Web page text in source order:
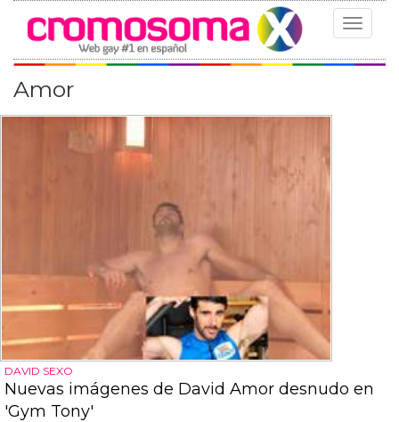
Toggle
Amor
DAVID SEXO
Nuevas imágenes de David Amor desnudo en
'Gym Tony'